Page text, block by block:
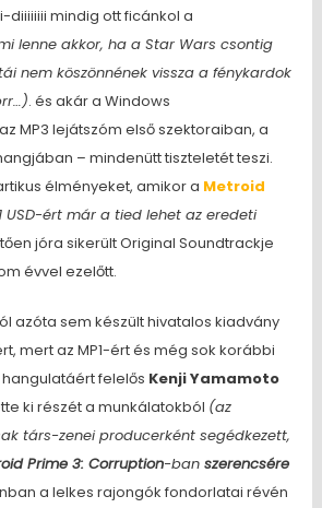
diiiiiiii mindig ott ficánkol a
lenne akkor, ha a Star Wars csontig
nem köszönnének vissza a fénykardok
. és akár a Windows
MP3 lejátszóm első szektoraiban, a
– mindenütt tiszteletét teszi.
élményeket, amikor a Metroid
USD-ért már a tied lehet az eredeti
jóra sikerült Original Soundtrackje
évvel ezelőtt.
azóta sem készült hivatalos kiadvány
mert az MP1-ért és még sok korábbi
felelős Kenji Yamamoto
ki részét a munkálatokból (az
társ-zenei producerként segédkezett,
Prime 3: Corruption-ban szerencsére
a lelkes rajongók fondorlatai révén